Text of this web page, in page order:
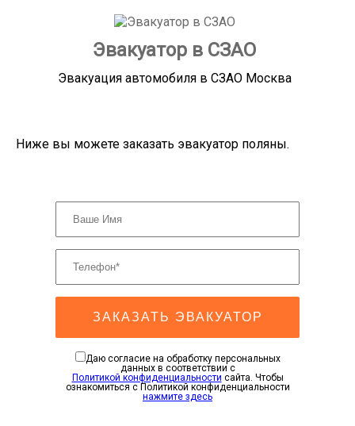
Эвакуатор в СЗАО
Эвакуация автомобиля в СЗАО Москва
Ниже вы можете заказать эвакуатор поляны.
ЗАКАЗАТЬ ЭВАКУАТОР
Даю согласие на обработку персональных
данных в соответствии с
Политикой конфиденциальности сайта. Чтобы
ознакомиться с Политикой конфиденциальности
нажмите здесь